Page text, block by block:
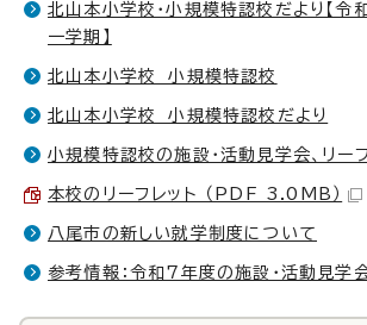
北山本小学校・小規模特認校だより【
一学期】
北山本小学校 小規模特認校
北山本小学校 小規模特認校だより
小規模特認校の施設・活動見学会、リーフ
本校のリーフレット （PDF 3.0MB）
八尾市の新しい就学制度について
参考情報：令和7年度の施設・活動見学